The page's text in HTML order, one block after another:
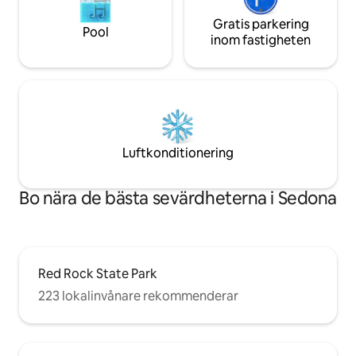
Pool
Gratis parkering
inom fastigheten
Luftkonditionering
Bo nära de bästa sevärdheterna i Sedona
Red Rock State Park
223 lokalinvånare rekommenderar